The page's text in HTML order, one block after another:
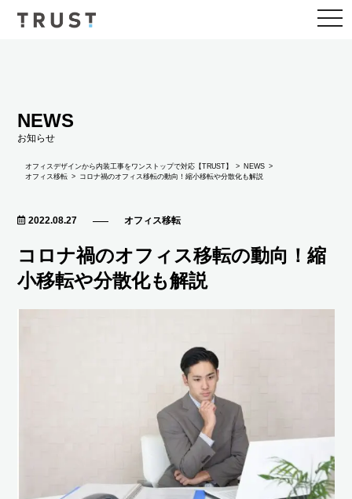
NEWS
お知らせ
オフィスデザインから内装工事をワンストップで対応【TRUST】
NEWS
オフィス移転
コロナ禍のオフィス移転の動向！縮小移転や分散化も解説
2022.08.27 オフィス移転
コロナ禍のオフィス移転の動向！縮
小移転や分散化も解説